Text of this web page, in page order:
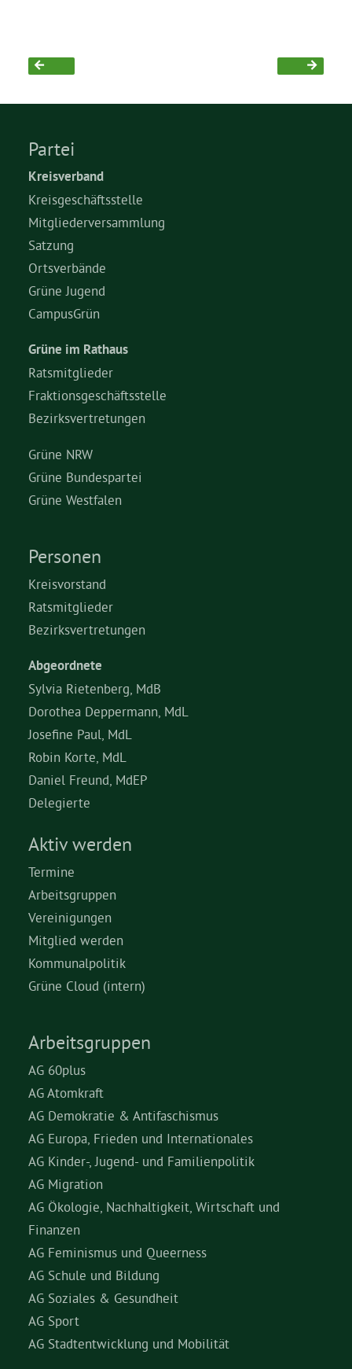
Aktiv werden
Arbeitsgruppen
Mitglied werden
Kommunalpolitik
Engagement-Sprechstunde
Grüne Jugend
CampusGrün
Aktuelles
Termine
Kontakt
Partei
Kreisverband
Kreisgeschäftsstelle
Mitgliederversammlung
Satzung
Ortsverbände
Grüne Jugend
CampusGrün
Grüne im Rathaus
Ratsmitglieder
Fraktionsgeschäftsstelle
Bezirksvertretungen
Grüne NRW
Grüne Bundespartei
Grüne Westfalen
Personen
Kreisvorstand
Ratsmitglieder
Bezirksvertretungen
Abgeordnete
Sylvia Rietenberg, MdB
Dorothea Deppermann, MdL
Josefine Paul, MdL
Robin Korte, MdL
Daniel Freund, MdEP
Delegierte
Aktiv werden
Termine
Arbeitsgruppen
Vereinigungen
Mitglied werden
Kommunalpolitik
Grüne Cloud (intern)
Arbeitsgruppen
AG 60plus
AG Atomkraft
AG Demokratie & Antifaschismus
AG Europa, Frieden und Internationales
AG Kinder-, Jugend- und Familienpolitik
AG Migration
AG Ökologie, Nachhaltigkeit, Wirtschaft und
Finanzen
AG Feminismus und Queerness
AG Schule und Bildung
AG Soziales & Gesundheit
AG Sport
AG Stadtentwicklung und Mobilität